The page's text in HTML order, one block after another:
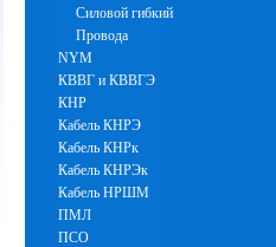
Силовой гибкий
Провода
NYM
КВВГ и КВВГЭ
КНР
Кабель КНРЭ
Кабель КНРк
Кабель КНРЭк
Кабель НРШМ
ПМЛ
ПСО